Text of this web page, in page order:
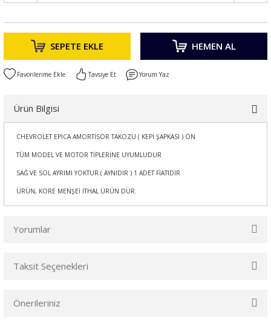
SEPETE EKLE HEMEN AL
Tavsiye Et Yorum Yaz
Ürün Bilgisi
CHEVROLET EPİCA AMORTİSÖR TAKOZU ( KEPİ ŞAPKASI ) ÖN
TÜM MODEL VE MOTOR TİPLERİNE UYUMLUDUR
SAĞ VE SOL AYRIMI YOKTUR ( AYNIDIR ) 1 ADET FİATIDIR
ÜRÜN, KORE MENŞEİ İTHAL ÜRÜN DÜR.
Yorumlar
Taksit Seçenekleri
Önerileriniz